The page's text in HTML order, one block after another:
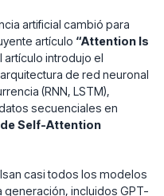
artificial cambió para
artículo “Attention Is
artículo introdujo el
de red neuronal
(RNN, LSTM),
secuenciales en
Self-Attention
casi todos los modelos
generación, incluidos GPT-